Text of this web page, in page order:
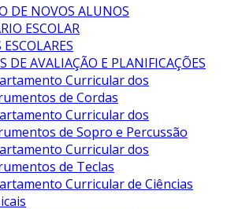
DE NOVOS ALUNOS
ESCOLAR
DE AVALIAÇÃO E PLANIFICAÇÕES
Curricular dos
de Cordas
Curricular dos
de Sopro e Percussão
Curricular dos
de Teclas
Curricular de Ciências